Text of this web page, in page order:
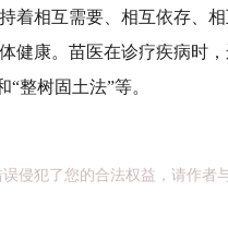
相互需要、相互依存、相
健康。苗医在诊疗疾病时
整树固土法”等。
侵犯了您的合法权益，请作者